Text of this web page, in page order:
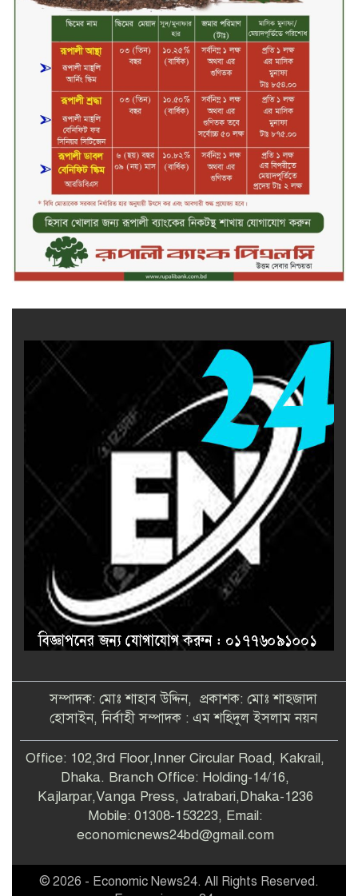
নিরাপদ ও স্বল্পব্যয়ে ক্যাশলেস লেনদেন
গড়তে কাজ করছে বাংলাদেশ ব্যাংক:
গভর্নর
জীবননগর সীমান্ত দিয়ে ভারতে অবৈধ
অনুপ্রবেশের সময় ৮ বাংলাদেশি নারী
আটক
সম্পাদক: মোঃ শাহাব উদ্দিন, প্রকাশক: মোঃ শাহজাদা
হোসাইন, নির্বাহী সম্পাদক : এম শহিদুল ইসলাম নয়ন
Office: 102,3rd Floor,Inner Circular Road, Kakrail,
Dhaka. Branch Office: Holding-14/16,
Kajlarpar,Vanga Press, Jatrabari,Dhaka-1236
Mobile: 01308-153223, Email:
economicnews24bd@gmail.com
© 2026 - Economic News24. All Rights Reserved.